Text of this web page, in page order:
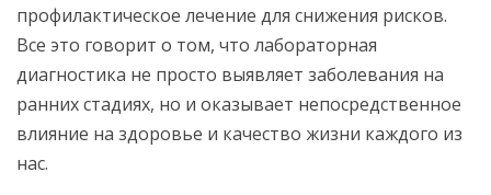
профилактическое лечение для снижения рисков.
Все это говорит о том, что лабораторная
диагностика не просто выявляет заболевания на
ранних стадиях, но и оказывает непосредственное
влияние на здоровье и качество жизни каждого из
нас.